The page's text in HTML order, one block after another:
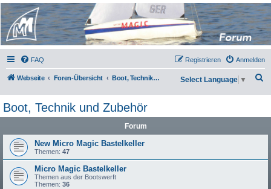
Micro Magic Forum
Deutschland
FAQ Anmelden
Registrieren
Webseite Foren-Übersicht Boot, Technik und Zubehör
e
Select Language ▼
Boot, Technik und Zubehör
Forum
New Micro Magic Bastelkeller
Themen: 47
Micro Magic Bastelkeller
Themen aus der Bootswerft
Themen: 36